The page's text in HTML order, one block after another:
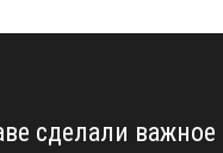
сделали важное